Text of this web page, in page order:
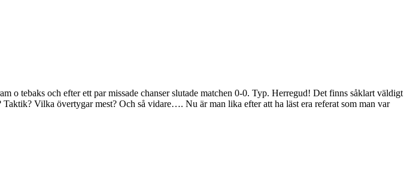
o tebaks och efter ett par missade chanser slutade matchen 0-0. Typ. Herregud! Det finns såklart väldigt
Vilka övertygar mest? Och så vidare…. Nu är man lika efter att ha läst era referat som man var